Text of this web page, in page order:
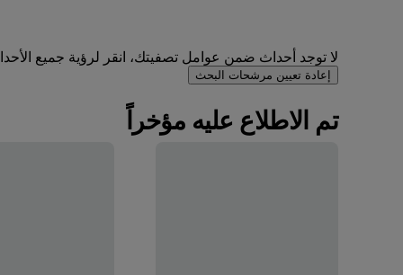
لا توجد أحداث ضمن عوامل تصفيتك، انقر لرؤية جميع
إعادة تعيين مرشحات البحث
تم الاطلاع عليه مؤخراً